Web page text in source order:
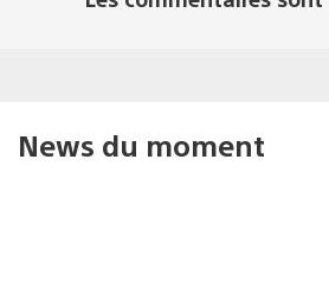
News du moment